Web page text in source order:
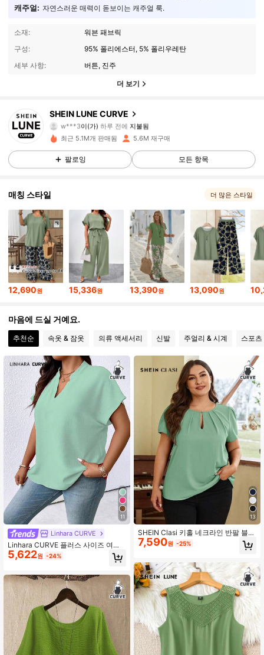
캐주얼: 자연스러운 매력이 돋보이는 캐주얼 룩.
소재:
워븐 패브릭
구성:
95% 폴리에스터, 5% 폴리우레탄
세부 사항:
버튼, 진주
더 보기
SHEIN LUNE CURVE
w***3이(가) 하루 전에지불됨
k***4다음5분 전에
4.89 450K 팔로워
4.89 450K 팔로워
450K 팔로워
4.89 450K 팔로워
450K 팔로워
450K 팔로워
4.89 450K 팔로워
최근 5.1M개 판매됨 5.6M 재구매
팔로잉 모든 항목
매칭 스타일 더 많은 스타일
12,690원 15,336원 13,390원 13,090원
마음에 드실 거예요.
추천순 속옷 & 잠옷 의류 액세서리 신발 주얼리 & 시계 스포
11
Linhara CURVE
Linhara CURVE 플러스 사이즈 여성
용 솔리드 컬러 V넥 박쥐 날개 짧은 소
매 캐주얼 셔츠
5,622원 -24%
13
SHEIN Clasi 키홀 네크라인 반팔 블라
우스(플러스 사이즈)
7,590원 -25%